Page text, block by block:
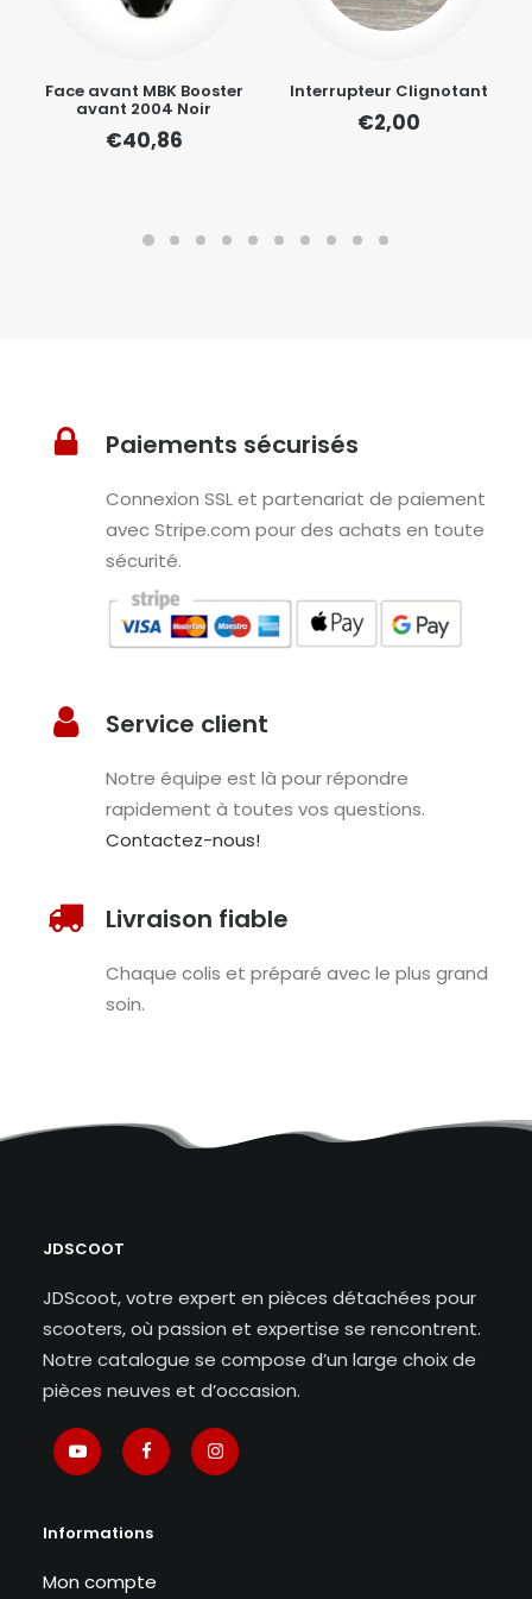
Face avant MBK Booster
avant 2004 Noir
€40,86
Interrupteur Clignotant
€2,00
Paiements sécurisés
Connexion SSL et partenariat de paiement
avec Stripe.com pour des achats en toute
sécurité.
Service client
Notre équipe est là pour répondre
rapidement à toutes vos questions.
Contactez-nous!
Livraison fiable
Chaque colis et préparé avec le plus grand
soin.
JDSCOOT
JDScoot, votre expert en pièces détachées pour
scooters, où passion et expertise se rencontrent.
Notre catalogue se compose d’un large choix de
pièces neuves et d’occasion.
Informations
Mon compte